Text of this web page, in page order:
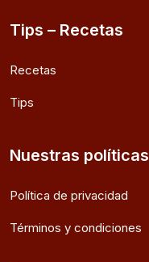
Tips – Recetas
Recetas
Tips
Nuestras políticas
Política de privacidad
Términos y condiciones